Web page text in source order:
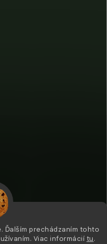
Ďalším prechádzaním tohto
Viac informácií tu.